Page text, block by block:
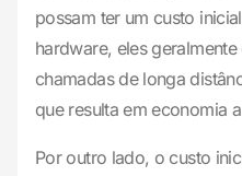
possam ter um custo
hardware, eles
chamadas de longa
que resulta em economia
Por outro lado, o custo